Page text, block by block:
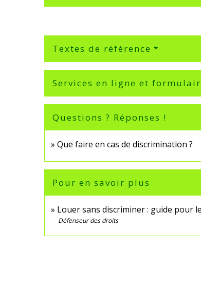
Textes de référence
Services en ligne et
Questions ? Réponses !
Que faire en cas de discrimination ?
Pour en savoir plus
Louer sans discriminer : guide pour
Défenseur des droits